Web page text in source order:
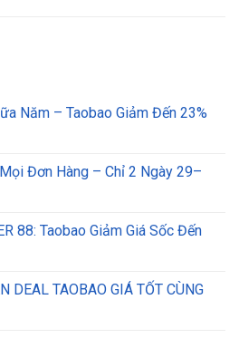
Năm – Taobao Giảm Đến 23%
Đơn Hàng – Chỉ 2 Ngày 29–
88: Taobao Giảm Giá Sốc Đến
DEAL TAOBAO GIÁ TỐT CÙNG